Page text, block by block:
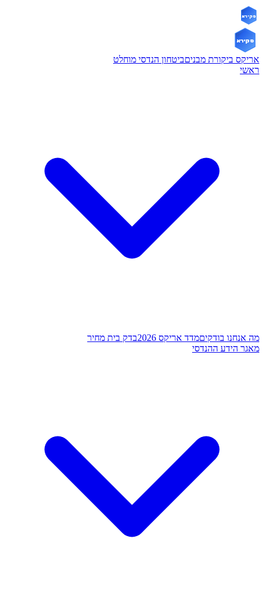
אריקס
אריקס
אריקס ביקורת מבניםביטחון הנדסי מוחלט
ראשי
מה אנחנו בודקיםמדד אריקס 2026
בדק בית מחיר
מאגר הידע ההנדסי